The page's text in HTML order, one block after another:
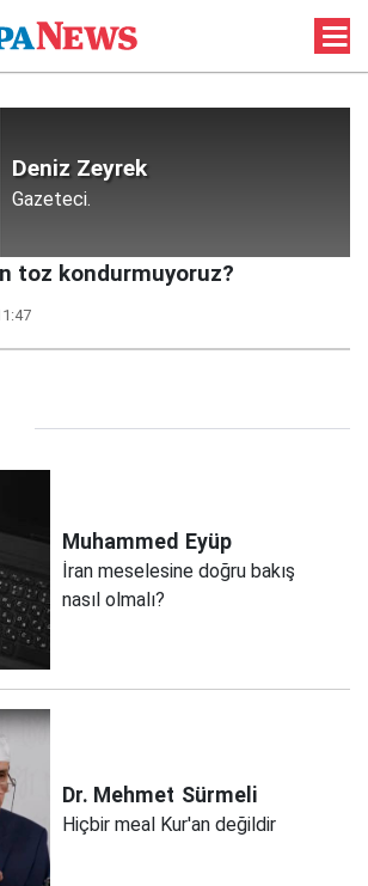
Deniz Zeyrek
Gazeteci.
toz kondurmuyoruz?
Muhammed Eyüp
İran meselesine doğru bakış
nasıl olmalı?
Dr. Mehmet Sürmeli
Hiçbir meal Kur'an değildir